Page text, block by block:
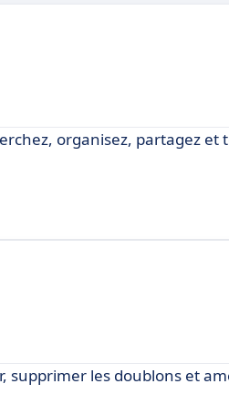
organisez, partagez et
supprimer les doublons et